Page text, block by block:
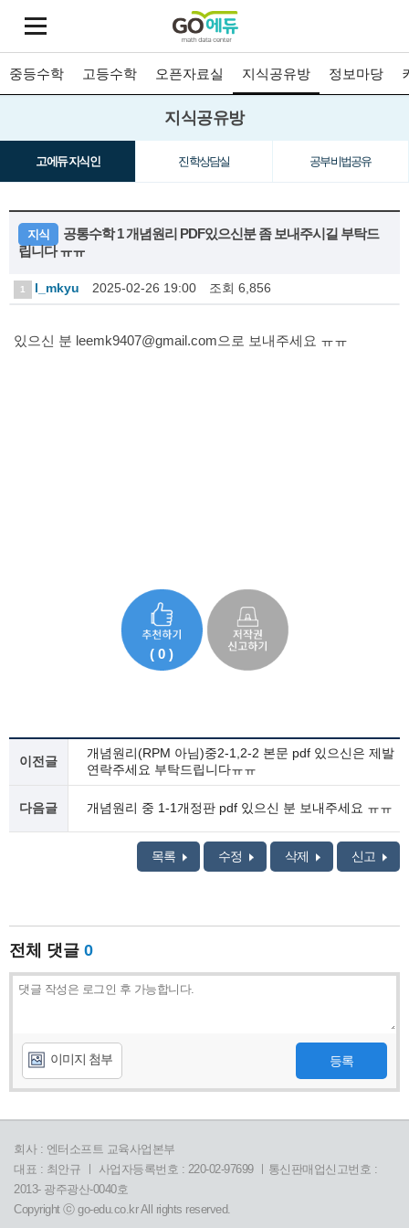
중등수학 고등수학 오픈자료실 지식공유방 정보마당
지식공유방
고에듀 지식인 진학상담실 공부비법공유
지식
공통수학 1 개념원리 PDF있으신분 좀 보내주시길 부탁드
립니다 ㅠㅠ
1 l_mkyu 2025-02-26 19:00 조회 6,856
있으신 분 leemk9407@gmail.com으로 보내주세요 ㅠㅠ
( 0 )
이전글
개념원리(RPM 아님)중2-1,2-2 본문 pdf 있으신은 제발
연락주세요 부탁드립니다ㅠㅠ
다음글 개념원리 중 1-1개정판 pdf 있으신 분 보내주세요 ㅠㅠ
목록 수정 삭제 신고
전체 댓글 0
이미지 첨부 등록
회사 : 엔터소프트 교육사업본부
대표 : 최안규 ㅣ 사업자등록번호 : 220-02-97699 ㅣ통신판매업신고번호 :
2013- 광주광산-0040호
Copyright ⓒ go-edu.co.kr All rights reserved.